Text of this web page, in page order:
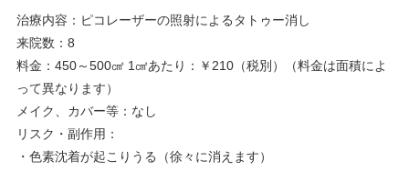
治療内容：ピコレーザーの照射によるタトゥー消し
来院数：8
料金：450～500㎠ 1㎠あたり：￥210（税別）（料金は面積によ
って異なります）
メイク、カバー等：なし
リスク・副作用：
・色素沈着が起こりうる（徐々に消えます）